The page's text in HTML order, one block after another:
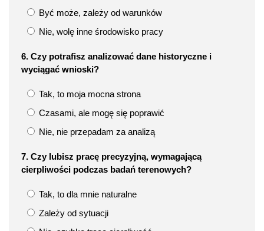
Być może, zależy od warunków
Nie, wolę inne środowisko pracy
6. Czy potrafisz analizować dane historyczne i
wyciągać wnioski?
Tak, to moja mocna strona
Czasami, ale mogę się poprawić
Nie, nie przepadam za analizą
7. Czy lubisz pracę precyzyjną, wymagającą
cierpliwości podczas badań terenowych?
Tak, to dla mnie naturalne
Zależy od sytuacji